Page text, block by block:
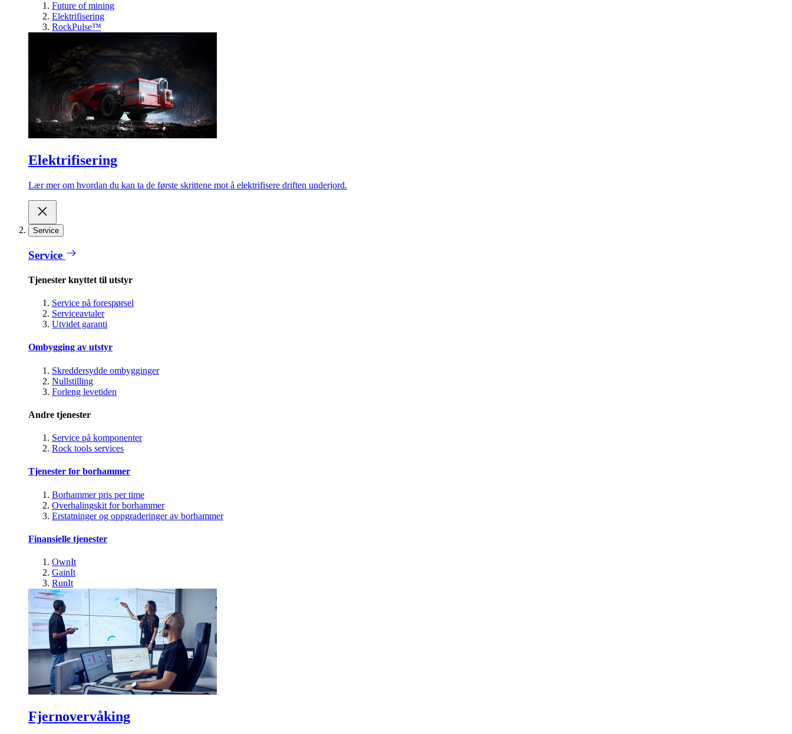
Future of mining
Elektrifisering
RockPulse™
Elektrifisering
Lær mer om hvordan du kan ta de første skrittene mot å elektrifisere driften underjord.
Service
Service
Tjenester knyttet til utstyr
Service på forespørsel
Serviceavtaler
Utvidet garanti
Ombygging av utstyr
Skreddersydde ombygginger
Nullstilling
Forleng levetiden
Andre tjenester
Service på komponenter
Rock tools services
Tjenester for borhammer
Borhammer pris per time
Overhalingskit for borhammer
Erstatninger og oppgraderinger av borhammer
Finansielle tjenester
OwnIt
GainIt
RunIt
Fjernovervåking